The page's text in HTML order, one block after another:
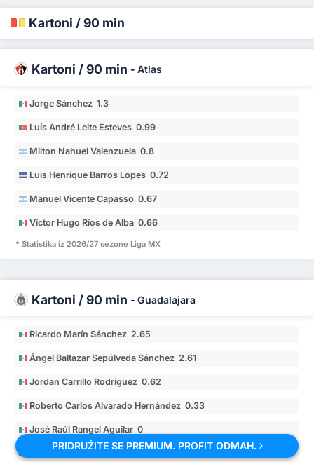
Kartoni / 90 min
Kartoni / 90 min - Atlas
Jorge Sánchez 1.3
Luís André Leite Esteves 0.99
Milton Nahuel Valenzuela 0.8
Luis Henrique Barros Lopes 0.72
Manuel Vicente Capasso 0.67
Víctor Hugo Ríos de Alba 0.66
* Statistika iz 2026/27 sezone Liga MX
Kartoni / 90 min - Guadalajara
Ricardo Marín Sánchez 2.65
Ángel Baltazar Sepúlveda Sánchez 2.61
Jordan Carrillo Rodríguez 0.62
Roberto Carlos Alvarado Hernández 0.33
José Raúl Rangel Aguilar 0
Diego Campillo Del Campo 0
PRIDRUŽITE SE PREMIUM. PROFIT ODMAH.